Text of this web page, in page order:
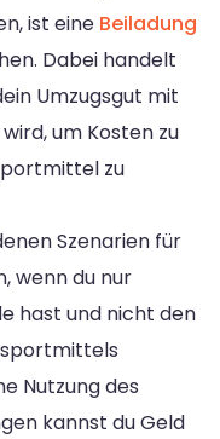
ist eine Beiladung
Dabei handelt
Umzugsgut mit
um Kosten zu
zu
Szenarien für
wenn du nur
hast und nicht den
Nutzung des
kannst du Geld